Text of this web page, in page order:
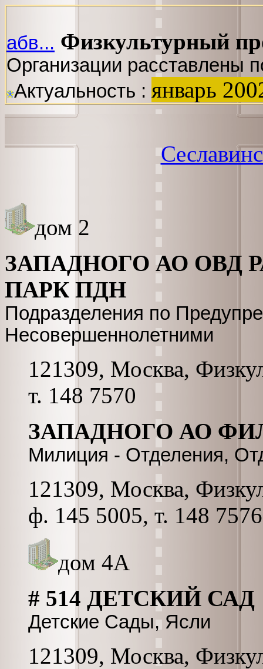
абв... Физкультурный
Организации расставлены
Актуальность : январь
дом 2
ЗАПАДНОГО АО ОВД
ПАРК ПДН
Подразделения по
Несовершеннолетними
121309, Москва,
т. 148 7570
ЗАПАДНОГО АО
Милиция - Отделения,
121309, Москва,
ф. 145 5005, т. 148 7576
дом 4А
# 514 ДЕТСКИЙ САД
Детские Сады, Ясли
121309, Москва,